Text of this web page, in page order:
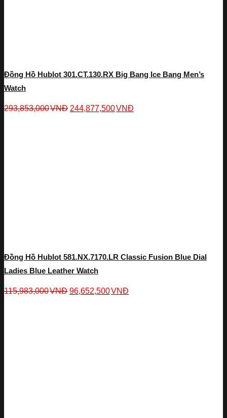
Đồng Hồ Hublot 301.CT.130.RX Big Bang Ice Bang Men’s
Watch
293,853,000VNĐ 244,877,500VNĐ
Đồng Hồ Hublot 581.NX.7170.LR Classic Fusion Blue Dial
Ladies Blue Leather Watch
115,983,000VNĐ 96,652,500VNĐ